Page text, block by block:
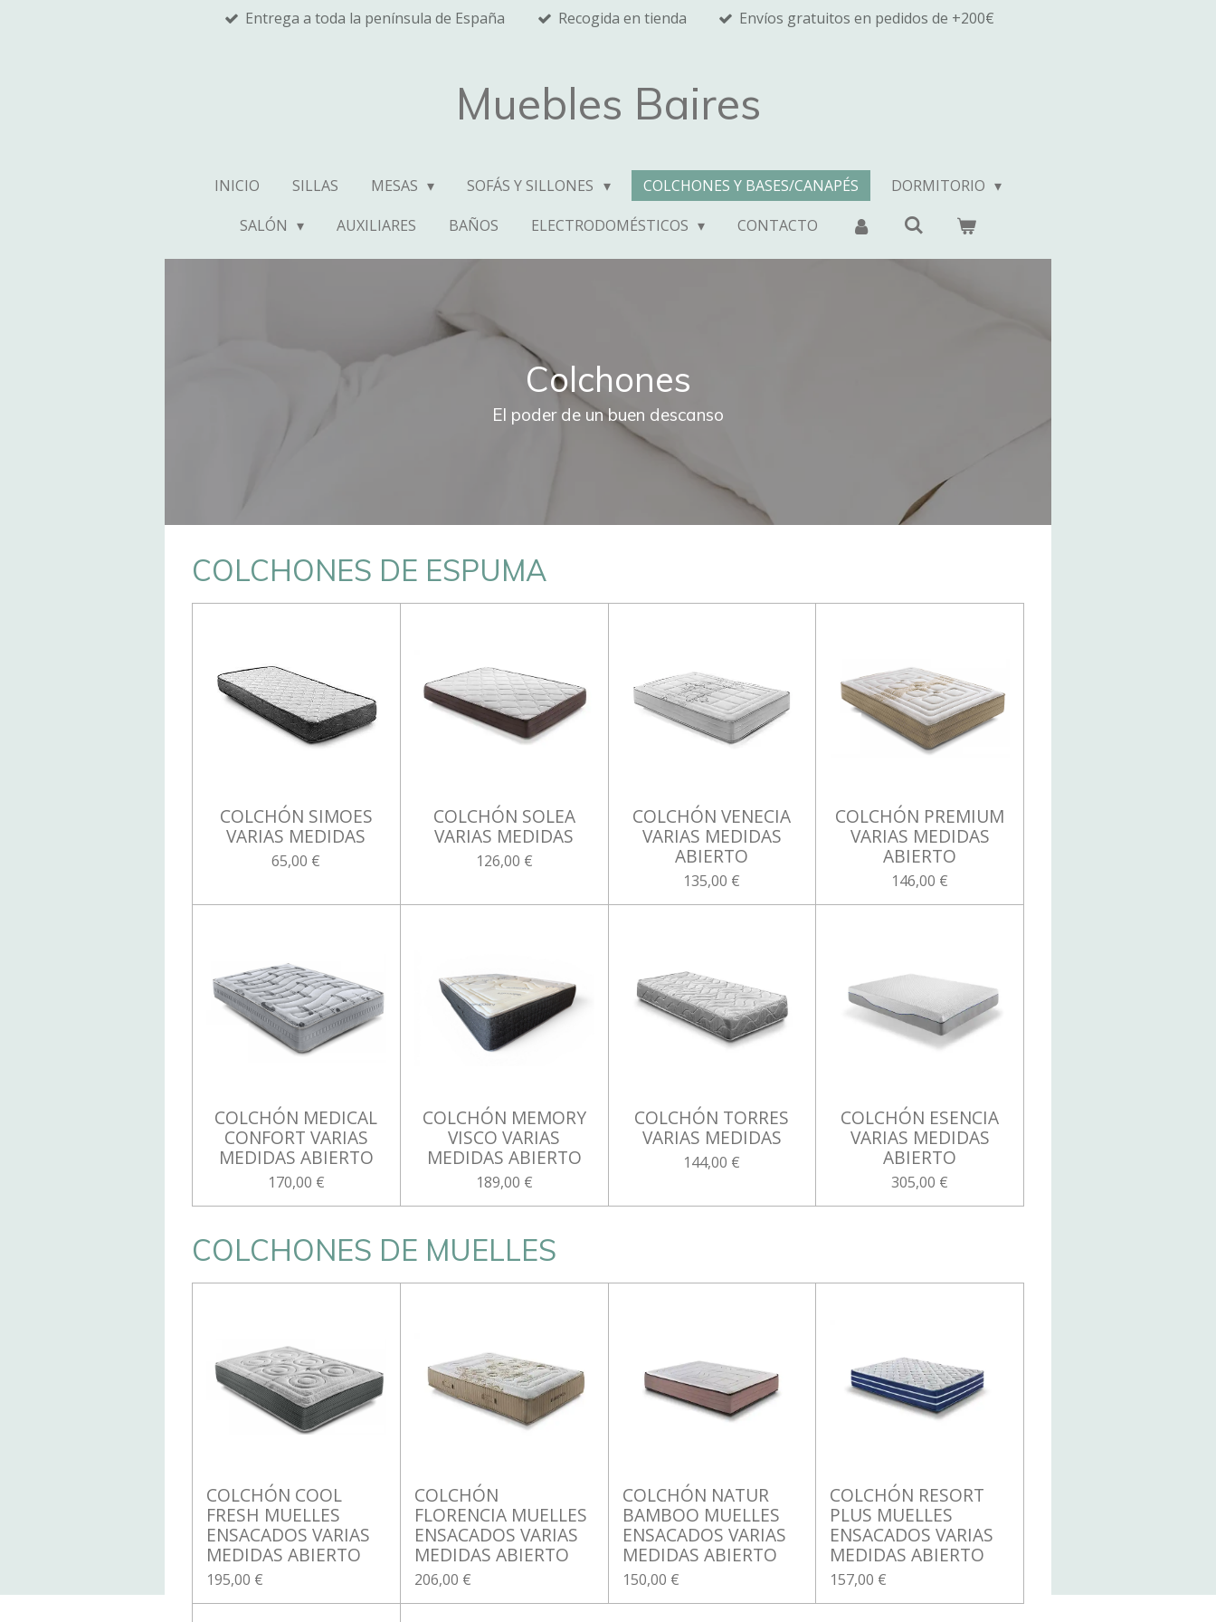
Entrega a toda la península de España Recogida en tienda Envíos gratuitos en pedidos de +200€
Muebles Baires
INICIO SILLAS MESAS SOFÁS Y SILLONES COLCHONES Y BASES/CANAPÉS
DORMITORIO
SALÓN
AUXILIARES BAÑOS ELECTRODOMÉSTICOS CONTACTO
Colchones
El poder de un buen descanso
COLCHONES DE ESPUMA
COLCHÓN SIMOES
VARIAS MEDIDAS
65,00 €
COLCHÓN SOLEA
VARIAS MEDIDAS
126,00 €
COLCHÓN VENECIA
VARIAS MEDIDAS
ABIERTO
135,00 €
COLCHÓN PREMIUM
VARIAS MEDIDAS
ABIERTO
146,00 €
COLCHÓN MEDICAL
CONFORT VARIAS
MEDIDAS ABIERTO
170,00 €
COLCHÓN MEMORY
VISCO VARIAS
MEDIDAS ABIERTO
189,00 €
COLCHÓN TORRES
VARIAS MEDIDAS
144,00 €
COLCHÓN ESENCIA
VARIAS MEDIDAS
ABIERTO
305,00 €
COLCHONES DE MUELLES
COLCHÓN COOL
FRESH MUELLES
ENSACADOS VARIAS
MEDIDAS ABIERTO
195,00 €
COLCHÓN
FLORENCIA MUELLES
ENSACADOS VARIAS
MEDIDAS ABIERTO
206,00 €
COLCHÓN NATUR
BAMBOO MUELLES
ENSACADOS VARIAS
MEDIDAS ABIERTO
150,00 €
COLCHÓN RESORT
PLUS MUELLES
ENSACADOS VARIAS
MEDIDAS ABIERTO
157,00 €